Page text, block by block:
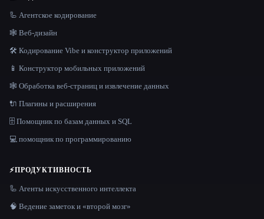
🦾 Агентское кодирование
🕸 Веб-дизайн
🛠️ Кодирование Vibe и конструктор приложений
📱 Конструктор мобильных приложений
🕸️ Обработка веб-страниц и извлечение данных
🔌 Плагины и расширения
🗄️ Помощник по базам данных и SQL
💻 помощник по программированию
⚡ПРОДУКТИВНОСТЬ
🦾 Агенты искусственного интеллекта
🧠 Ведение заметок и «второй мозг»